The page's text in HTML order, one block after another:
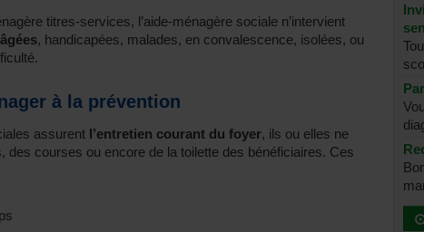
titres-services, l’aide-ménagère sociale n’intervient
, handicapées, malades, en convalescence, isolées, ou
à la prévention
assurent l’entretien courant du foyer, ils ou elles ne
des courses ou encore de la toilette des bénéficiaires. Ces